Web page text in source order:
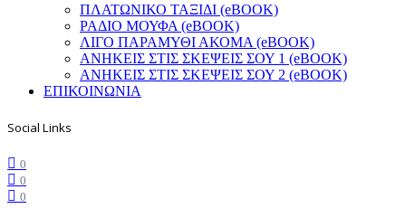
ΠΛΑΤΩΝΙΚΟ ΤΑΞΙΔΙ (eBOOK)
ΡΑΔΙΟ ΜΟΥΦΑ (eBOOK)
ΛΙΓΟ ΠΑΡΑΜΥΘΙ ΑΚΟΜΑ (eBOOK)
ΑΝΗΚΕΙΣ ΣΤΙΣ ΣΚΕΨΕΙΣ ΣΟΥ 1 (eBOOK)
ΑΝΗΚΕΙΣ ΣΤΙΣ ΣΚΕΨΕΙΣ ΣΟΥ 2 (eBOOK)
ΕΠΙΚΟΙΝΩΝΙΑ
Social Links
0
0
0